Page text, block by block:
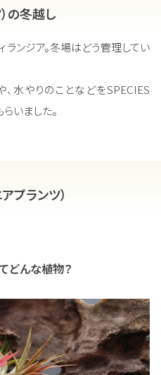
の冬越し
ンジア。冬場はどう管理してい
水やりのことなどをSPECIES
いました。
プランツ）
どんな植物？